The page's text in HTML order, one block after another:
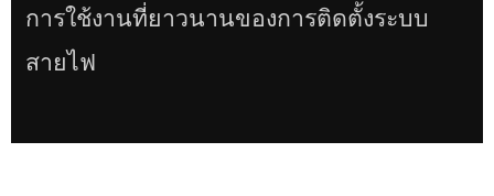
การใช้งานที่ยาวนานของการติดตั้งระบบ
สายไฟ